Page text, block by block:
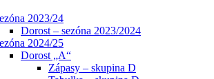
2023/24
Dorost – sezóna 2023/2024
2024/25
Dorost „A“
Zápasy – skupina D